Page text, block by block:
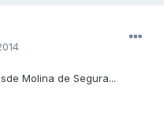
Molina de Segura...